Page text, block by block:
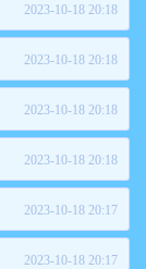
2023-10-18 20:18
2023-10-18 20:18
2023-10-18 20:18
2023-10-18 20:18
2023-10-18 20:17
2023-10-18 20:17